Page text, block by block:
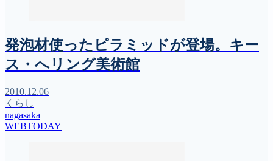
発泡材使ったピラミッドが登場。キー
ス・へリング美術館
2010.12.06
くらし
nagasaka
WEBTODAY